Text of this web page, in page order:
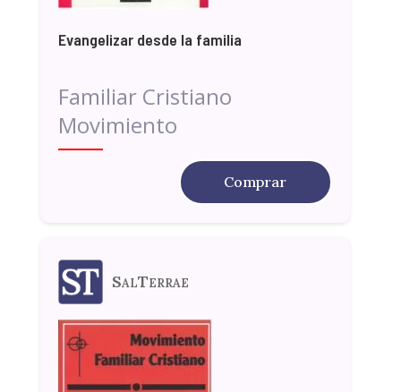
Evangelizar desde la familia
Familiar Cristiano
Movimiento
Comprar
SalTerrae